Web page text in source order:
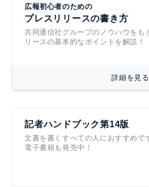
広報初心者のための
プレスリリースの書き方
共同通信社グループのノウハウをも
リースの基本的なポイントを解説！
詳細を見る
記者ハンドブック第14版
文書を書くすべての人におすすめで
電子書籍も発売中！